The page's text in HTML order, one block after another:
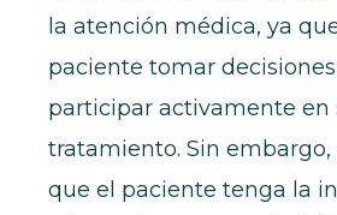
la atención médica, ya
paciente tomar
participar activamente en
tratamiento. Sin
que el paciente tenga la